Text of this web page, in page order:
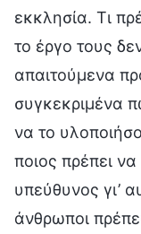
εκκλησία. Τι
το έργο τους
απαιτούμενα
συγκεκριμένα
να το
ποιος πρέπει να
υπεύθυνος γι’
άνθρωποι